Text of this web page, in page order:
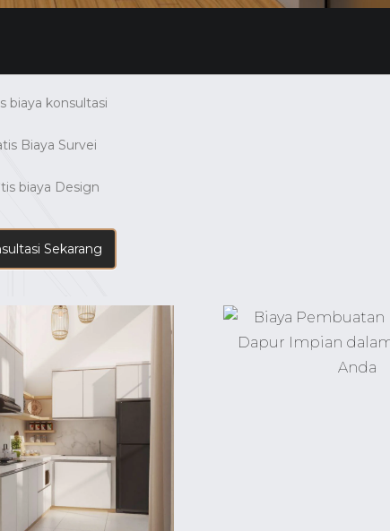
biaya konsultasi
Biaya Survei
biaya Design
Sekarang